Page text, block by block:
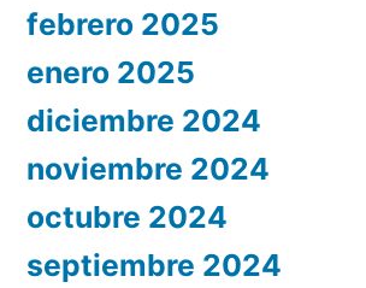
febrero 2025
enero 2025
diciembre 2024
noviembre 2024
octubre 2024
septiembre 2024